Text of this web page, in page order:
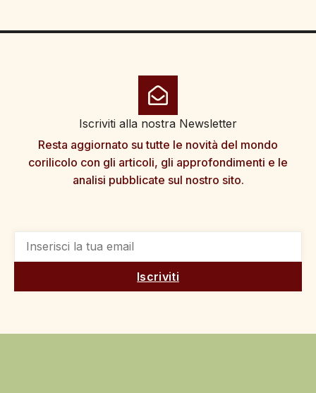
Iscriviti alla nostra Newsletter
Resta aggiornato su tutte le novità del mondo
corilicolo con gli articoli, gli approfondimenti e le
analisi pubblicate sul nostro sito.
Iscriviti